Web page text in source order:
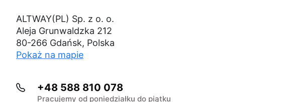
ALTWAY(PL) Sp. z o. o.
Aleja Grunwaldzka 212
80-266 Gdańsk, Polska
Pokaż na mapie
+48 588 810 078
Pracujemy od poniedziałku do piątku